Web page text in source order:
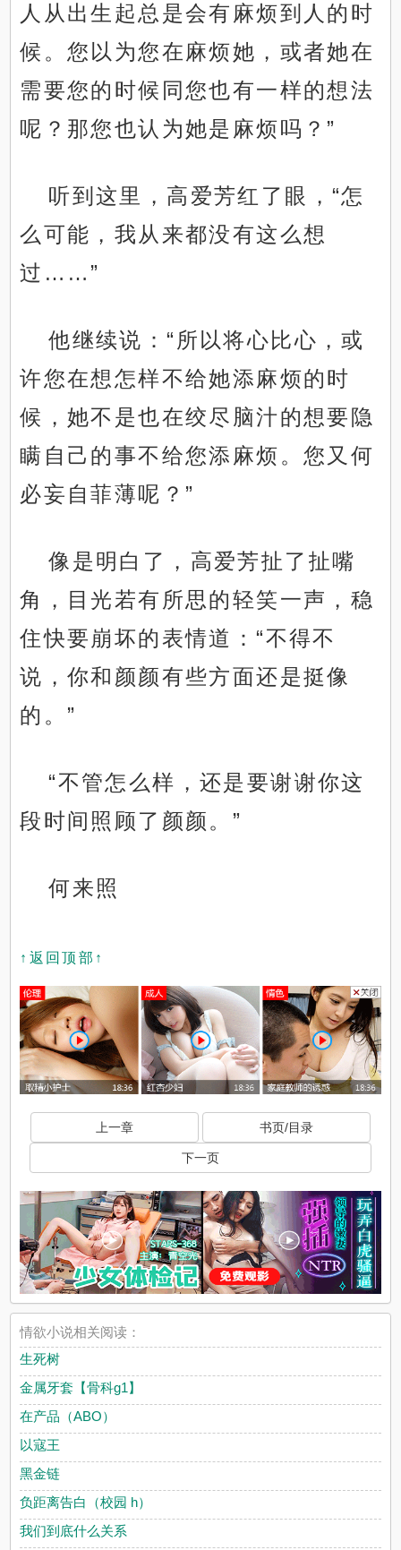
人从出生起总是会有麻烦到人的时
候。您以为您在麻烦她，或者她在
需要您的时候同您也有一样的想法
呢？那您也认为她是麻烦吗？”
听到这里，高爱芳红了眼，“怎
么可能，我从来都没有这么想
过……”
他继续说：“所以将心比心，或
许您在想怎样不给她添麻烦的时
候，她不是也在绞尽脑汁的想要隐
瞒自己的事不给您添麻烦。您又何
必妄自菲薄呢？”
像是明白了，高爱芳扯了扯嘴
角，目光若有所思的轻笑一声，稳
住快要崩坏的表情道：“不得不
说，你和颜颜有些方面还是挺像
的。”
“不管怎么样，还是要谢谢你这
段时间照顾了颜颜。”
何来照
↑返回顶部↑
上一章 书页/目录
下一页
情欲小说相关阅读：
生死树
金属牙套【骨科g1】
在产品（ABO）
以寇王
黑金链
负距离告白（校园 h）
我们到底什么关系